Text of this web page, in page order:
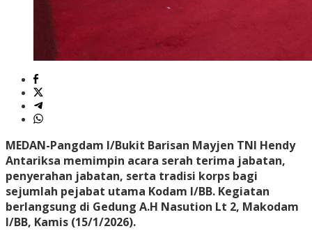
MEDAN-Pangdam I/Bukit Barisan Mayjen TNI Hendy
Antariksa memimpin acara serah terima jabatan,
penyerahan jabatan, serta tradisi korps bagi
sejumlah pejabat utama Kodam I/BB. Kegiatan
berlangsung di Gedung A.H Nasution Lt 2, Makodam
I/BB, Kamis (15/1/2026).